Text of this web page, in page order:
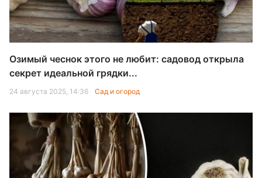
Озимый чеснок этого не любит: садовод открыла
секрет идеальной грядки...
24 августа 2025, 14:36 Сад и огород